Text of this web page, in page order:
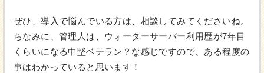
ぜひ、導入で悩んでいる方は、相談してみてくださいね。
ちなみに、管理人は、ウォーターサーバー利用歴が7年目
くらいになる中堅ベテラン？な感じですので、ある程度の
事はわかっていると思います！